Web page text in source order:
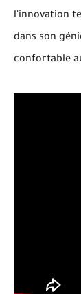
l'innovation
dans son
confortable